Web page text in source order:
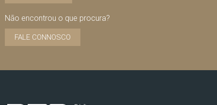
Não encontrou o que procura?
FALE CONNOSCO